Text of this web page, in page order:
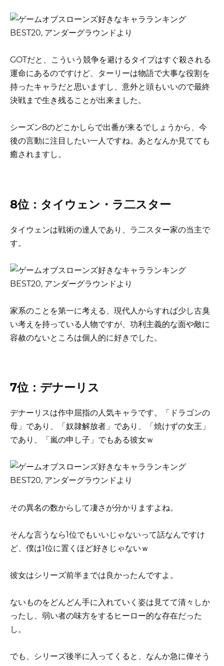
GOTだと、こういう競争を避けるタイプはすぐ殺される
運命にあるのですけど、ターリーは物語で大事な役割を
持ったキャラだと思いますし、意外と頭もいいので最終
決戦まで生き残ることが出来ました。
シーズン8のどこかしらで出番が来るでしょうから、今
後の言動に注目したい一人ですね。あとなんか見てても
癒されますし。
8位：タイウェン・ラ二スター
タイウェンは戦術の達人であり、ラ二スター家の当主で
す。
家系のことを第一に考える、現代人からすれば少し古臭
い考えを持っている人物ですが、功利主義的な面や敵に
容赦のないところは個人的に好きでした。
7位：デナーリス
デナーリスは作中屈指の人気キャラです。「ドラゴンの
母」であり、「奴隷解放者」であり、「焼けずの女王」
であり、「嵐の申し子」でもある彼女ｗ
その異名の数からして凄さが分かりますよね。
そんな言うなら1位でもいいじゃないって話なんですけ
ど、僕は1位に置くほど好きじゃないｗ
彼女はシリーズ前半までは良かったんですよ。
ないものをどんどん手に入れていく姿は見てて清々しか
ったし、弱い者の味方をするヒーロー的な存在だった
し。
でも、シリーズ後半に入ってくると、なんか急に偉そう